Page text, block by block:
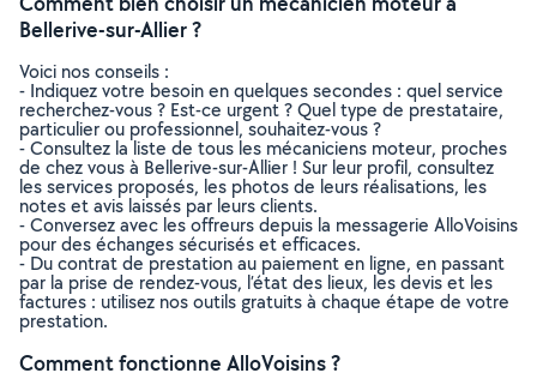
Bellerive-sur-Allier ?
Voici nos conseils :
- Indiquez votre besoin en quelques secondes : quel service
recherchez-vous ? Est-ce urgent ? Quel type de prestataire,
particulier ou professionnel, souhaitez-vous ?
- Consultez la liste de tous les mécaniciens moteur, proches
de chez vous à Bellerive-sur-Allier ! Sur leur profil, consultez
les services proposés, les photos de leurs réalisations, les
notes et avis laissés par leurs clients.
- Conversez avec les offreurs depuis la messagerie AlloVoisins
pour des échanges sécurisés et efficaces.
- Du contrat de prestation au paiement en ligne, en passant
par la prise de rendez-vous, l’état des lieux, les devis et les
factures : utilisez nos outils gratuits à chaque étape de votre
prestation.
Comment fonctionne AlloVoisins ?